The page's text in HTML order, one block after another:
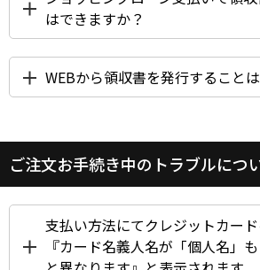
はできますか？
WEBから領収書を発行すること
ご注文お手続き中のトラブルにつ
支払い方法にてクレジットカード
『カード名義人名が「個人名」